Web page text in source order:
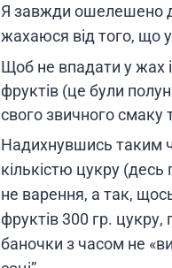
Я завжди ошелешено
жахаюся від того, що
Щоб не впадати у жах
фруктів (це були
свого звичного смаку
Надихнувшись таким
кількістю цукру
не варення, а так,
фруктів 300 гр.
баночки з часом не